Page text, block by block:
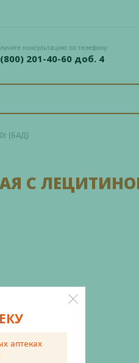
консультацию по телефону:
201-40-60 доб. 4
(БАД)
С
аптеках